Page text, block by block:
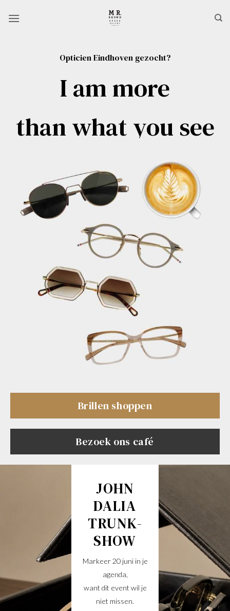
naar
Opticien Eindhoven gezocht?
I am more
than what you see
Brillen shoppen
Bezoek ons café
JOHN
DALIA
TRUNK-
SHOW
Markeer 20 juni in je
agenda,
want dit event wil je
niet missen.